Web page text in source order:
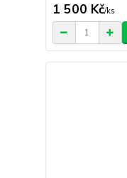
1 500 Kč/ks